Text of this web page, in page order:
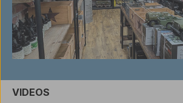
VIDEOS